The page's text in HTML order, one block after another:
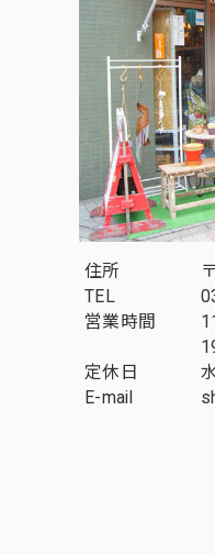
住所
TEL
営業時間
定休日
E-mail